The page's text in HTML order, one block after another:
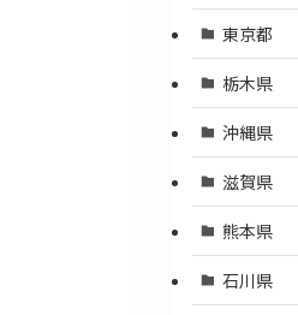
東京都
栃木県
沖縄県
滋賀県
熊本県
石川県